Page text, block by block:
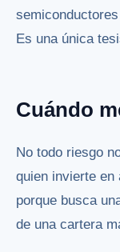
Es una única
Cuándo
No todo riesgo
quien invierte en
porque busca
de una cartera